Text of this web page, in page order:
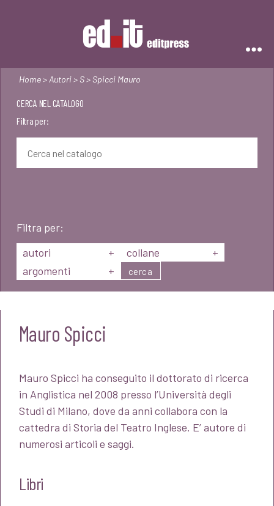
Home> Autori>S> Spicci Mauro
CERCA NEL CATALOGO
Filtra per:
Filtra per:
autori
+ collane
+
argomenti
+ cerca
Mauro Spicci
Mauro Spicci ha conseguito il dottorato di ricerca
in Anglistica nel 2008 presso l’Università degli
Studi di Milano, dove da anni collabora con la
cattedra di Storia del Teatro Inglese. E’ autore di
numerosi articoli e saggi.
Libri